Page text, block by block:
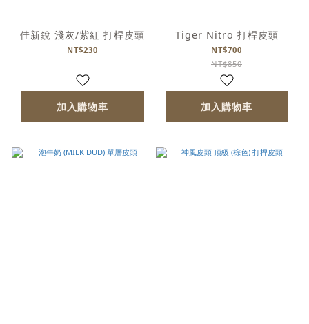
佳新銳 淺灰/紫紅 打桿皮頭
NT$230
加入購物車
Tiger Nitro 打桿皮頭
NT$700
NT$850
加入購物車